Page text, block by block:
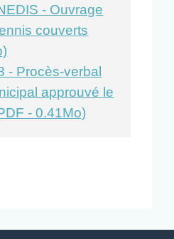
- Ouvrage
couverts
- Procès-verbal
approuvé le
- 0.41Mo)